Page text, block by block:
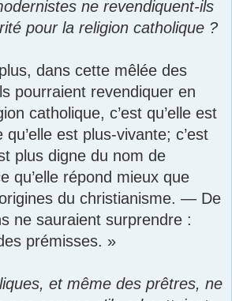
ne revendiquent-ils
pour la religion catholique ?
dans cette mêlée des
pourraient revendiquer en
catholique, c’est qu’elle est
est plus-vivante; c’est
plus digne du nom de
qu’elle répond mieux que
du christianisme. — De
ne sauraient surprendre :
prémisses. »
et même des prêtres, ne